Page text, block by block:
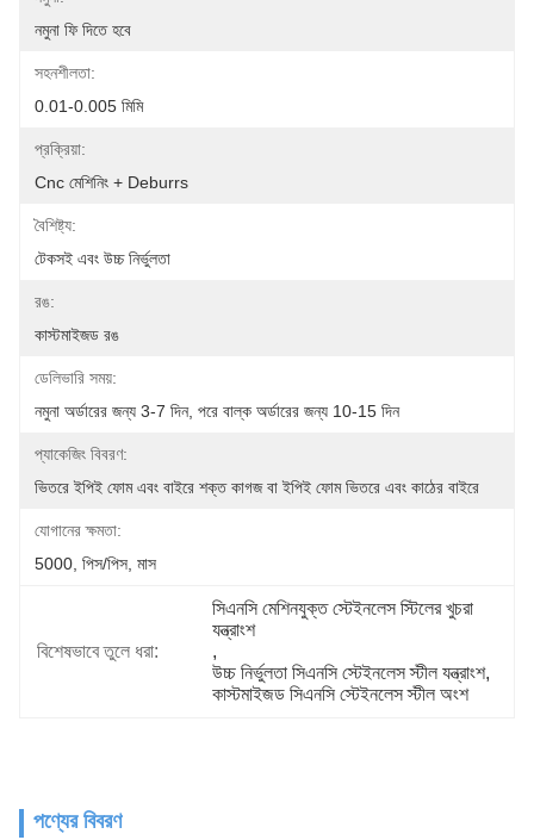
নমুনা ফি দিতে হবে
সহনশীলতা:
0.01-0.005 মিমি
প্রক্রিয়া:
Cnc মেশিনিং + Deburrs
বৈশিষ্ট্য:
টেকসই এবং উচ্চ নির্ভুলতা
রঙ:
কাস্টমাইজড রঙ
ডেলিভারি সময়:
নমুনা অর্ডারের জন্য 3-7 দিন, পরে বাল্ক অর্ডারের জন্য 10-15 দিন
প্যাকেজিং বিবরণ:
ভিতরে ইপিই ফোম এবং বাইরে শক্ত কাগজ বা ইপিই ফোম ভিতরে এবং কাঠের বাইরে
যোগানের ক্ষমতা:
5000, পিস/পিস, মাস
বিশেষভাবে তুলে ধরা:
সিএনসি মেশিনযুক্ত স্টেইনলেস স্টিলের খুচরা
যন্ত্রাংশ
,
উচ্চ নির্ভুলতা সিএনসি স্টেইনলেস স্টীল যন্ত্রাংশ
কাস্টমাইজড সিএনসি স্টেইনলেস স্টীল অংশ
পণ্যের বিবরণ